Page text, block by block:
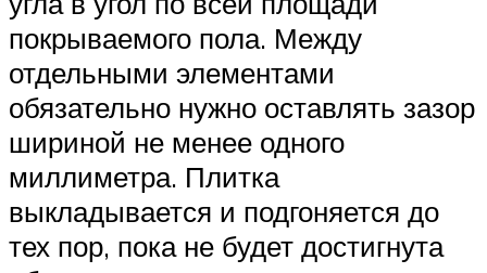
покрываемого пола. Между
отдельными элементами
обязательно нужно оставлять зазор
шириной не менее одного
миллиметра. Плитка
выкладывается и подгоняется до
тех пор, пока не будет достигнута